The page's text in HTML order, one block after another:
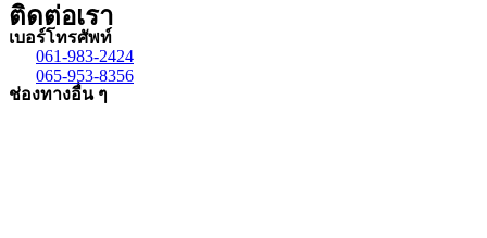
ติดต่อเรา
เบอร์โทรศัพท์
061-983-2424
065-953-8356
ช่องทางอื่น ๆ